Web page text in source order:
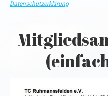
Datenschutzerklärung